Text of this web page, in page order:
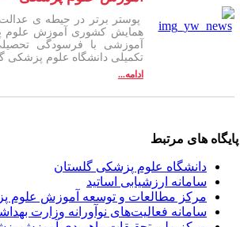
پوستر برتر در حیطه ی عدالت
همایش کشوری آموزش علوم
آموزشی با فرسودگی تحصیلی
تکمیلی دانشگاه علوم پزشکی
ادامه...
های مرتبط
دانشگاه علوم پزشکی گلستان
سامانه ارزشیابی اساتید
مرکز مطالعات و توسعه آموزش علوم
سامانه فعالیت‌های نوآورانه وزارت